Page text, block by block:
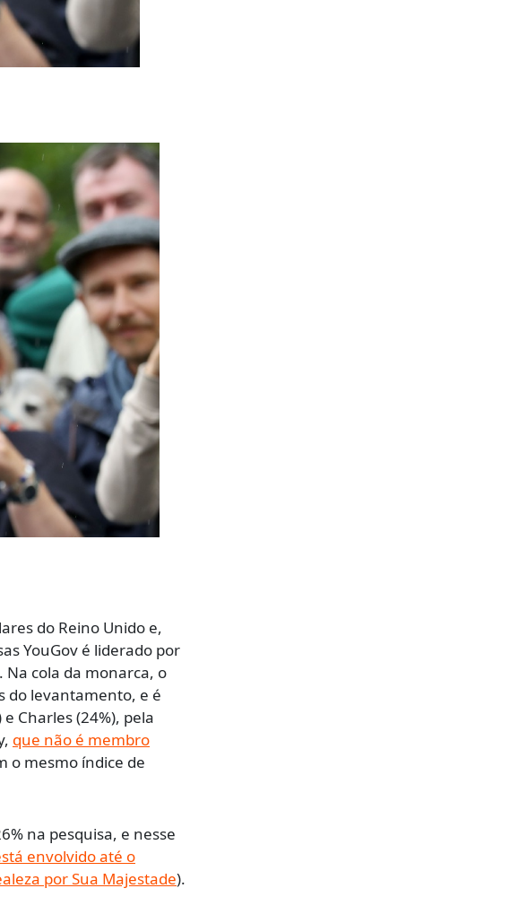
do Reino Unido e,
YouGov é liderado por
Na cola da monarca, o
do levantamento, e é
Charles (24%), pela
que não é membro
o mesmo índice de
na pesquisa, e nesse
envolvido até o
por Sua Majestade).